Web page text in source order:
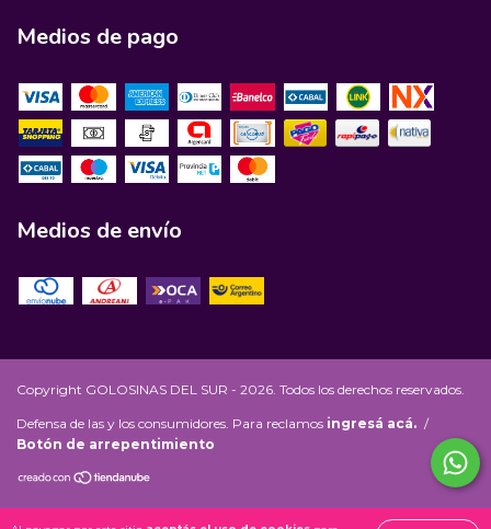
Medios de pago
Medios de envío
Copyright GOLOSINAS DEL SUR - 2026. Todos los derechos reservados.
Defensa de las y los consumidores. Para reclamos ingresá acá. /
Botón de arrepentimiento